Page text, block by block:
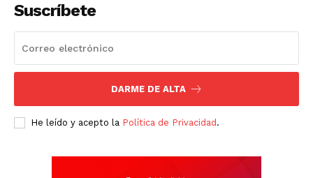
Suscríbete
DARME DE ALTA
He leído y acepto la Política de Privacidad .